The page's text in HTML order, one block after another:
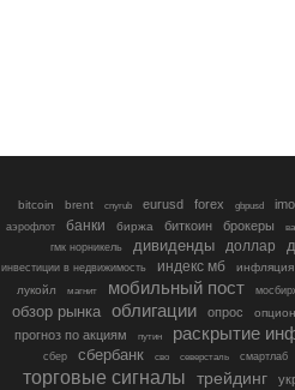
bitcoin brent cnyrub eurusd forex gbpusd
аэрофлот банки биржа биткоин брокеры
гмк норникель
дивиденды доллар
инвестиции в недвижимость индекс мб
инфляция
лукойл
магнит мобильный пост
обзор рынка облигации опрос
прогноз по акциям путин раскрытие
сбер сбербанк сво северсталь смартлаб
торговые сигналы трейдинг